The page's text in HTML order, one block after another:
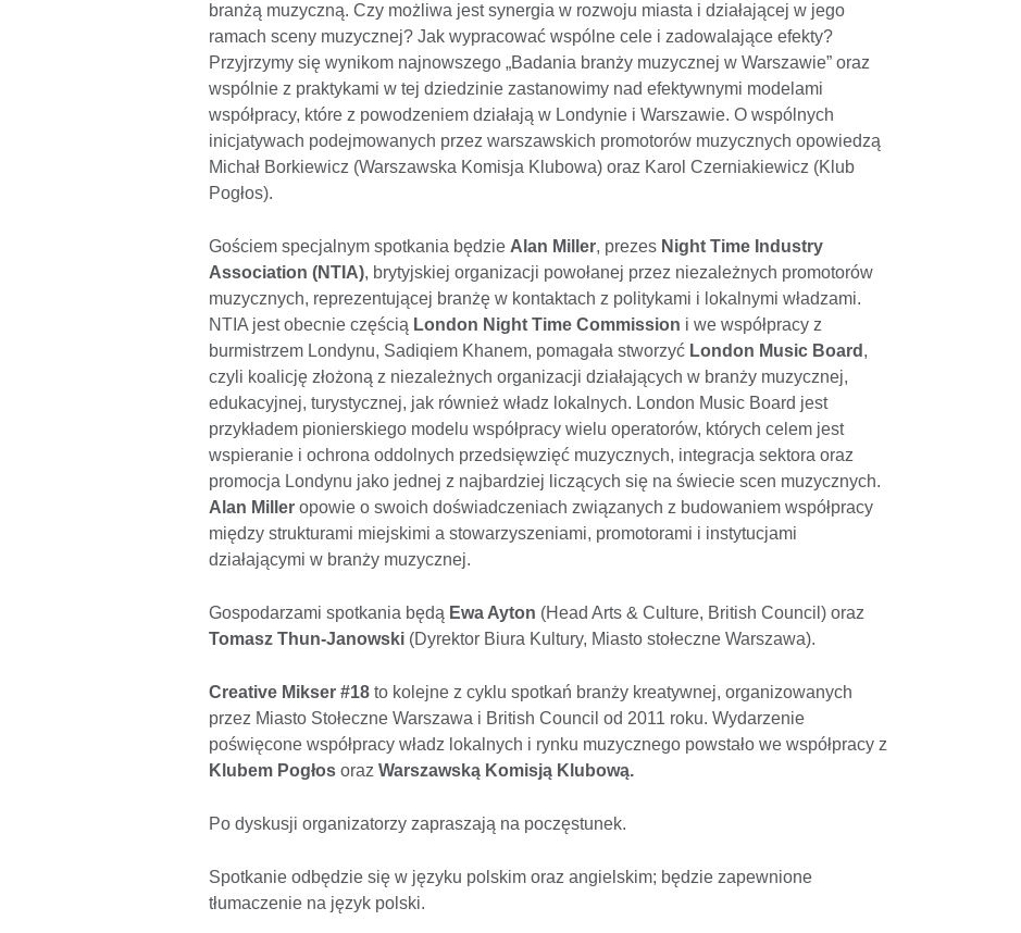
branżą muzyczną. Czy możliwa jest synergia w rozwoju miasta i działającej w jego
ramach sceny muzycznej? Jak wypracować wspólne cele i zadowalające efekty?
Przyjrzymy się wynikom najnowszego „Badania branży muzycznej w Warszawie” oraz
wspólnie z praktykami w tej dziedzinie zastanowimy nad efektywnymi modelami
współpracy, które z powodzeniem działają w Londynie i Warszawie. O wspólnych
inicjatywach podejmowanych przez warszawskich promotorów muzycznych opowiedzą
Michał Borkiewicz (Warszawska Komisja Klubowa) oraz Karol Czerniakiewicz (Klub
Pogłos).
Gościem specjalnym spotkania będzie Alan Miller, prezes Night Time Industry
Association (NTIA), brytyjskiej organizacji powołanej przez niezależnych promotorów
muzycznych, reprezentującej branżę w kontaktach z politykami i lokalnymi władzami.
NTIA jest obecnie częścią London Night Time Commission i we współpracy z
burmistrzem Londynu, Sadiqiem Khanem, pomagała stworzyć London Music Board ,
czyli koalicję złożoną z niezależnych organizacji działających w branży muzycznej,
edukacyjnej, turystycznej, jak również władz lokalnych. London Music Board jest
przykładem pionierskiego modelu współpracy wielu operatorów, których celem jest
wspieranie i ochrona oddolnych przedsięwzięć muzycznych, integracja sektora oraz
promocja Londynu jako jednej z najbardziej liczących się na świecie scen muzycznych.
Alan Miller opowie o swoich doświadczeniach związanych z budowaniem współpracy
między strukturami miejskimi a stowarzyszeniami, promotorami i instytucjami
działającymi w branży muzycznej.
Gospodarzami spotkania będą Ewa Ayton (Head Arts & Culture, British Council) oraz
Tomasz Thun-Janowski (Dyrektor Biura Kultury, Miasto stołeczne Warszawa).
Creative Mikser #18 to kolejne z cyklu spotkań branży kreatywnej, organizowanych
przez Miasto Stołeczne Warszawa i British Council od 2011 roku. Wydarzenie
poświęcone współpracy władz lokalnych i rynku muzycznego powstało we współpracy z
Klubem Pogłos oraz Warszawską Komisją Klubową.
Po dyskusji organizatorzy zapraszają na poczęstunek.
Spotkanie odbędzie się w języku polskim oraz angielskim; będzie zapewnione
tłumaczenie na język polski.